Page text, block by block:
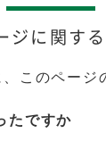
ジに関す
このページ
たですか